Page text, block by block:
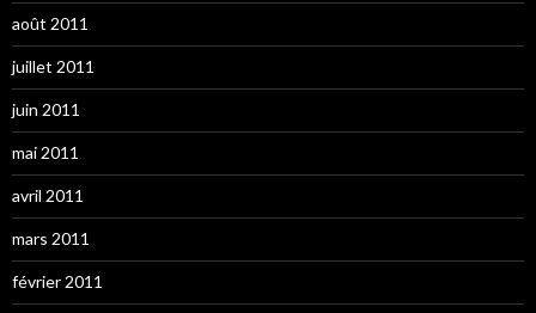
août 2011
juillet 2011
juin 2011
mai 2011
avril 2011
mars 2011
février 2011